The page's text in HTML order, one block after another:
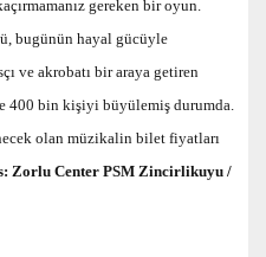
gereken bir oyun.
bugünün hayal gücüyle
ve akrobatı bir araya getiren
400 bin kişiyi büyülemiş durumda.
olan müzikalin bilet fiyatları
Zorlu Center PSM Zincirlikuyu /